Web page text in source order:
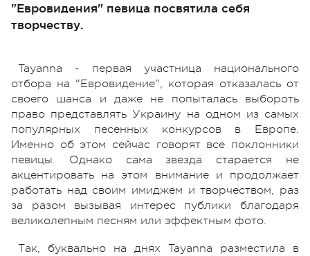
"Евровидения" певица посвятила себя
творчеству.
Tayanna - первая участница национального
отбора на "Евровидение", которая отказалась от
своего шанса и даже не попыталась выбороть
право представлять Украину на одном из самых
популярных песенных конкурсов в Европе.
Именно об этом сейчас говорят все поклонники
певицы. Однако сама звезда старается не
акцентировать на этом внимание и продолжает
работать над своим имиджем и творчеством, раз
за разом вызывая интерес публики благодаря
великолепным песням или эффектным фото.
Так, буквально на днях Tayanna разместила в